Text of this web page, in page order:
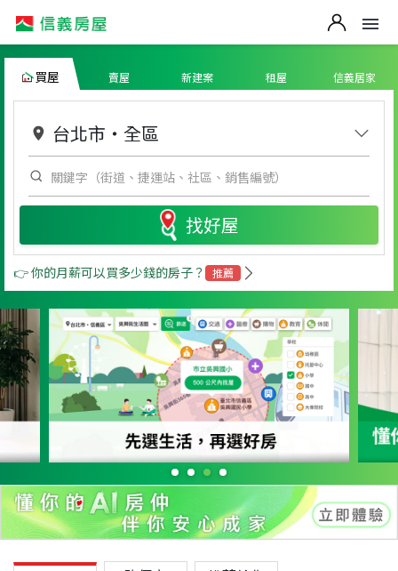
買屋 賣屋 新建案 租屋 信義居家
台北市 ・ 全區
找好屋
👉 你的月薪可以買多少錢的房子？ 推薦